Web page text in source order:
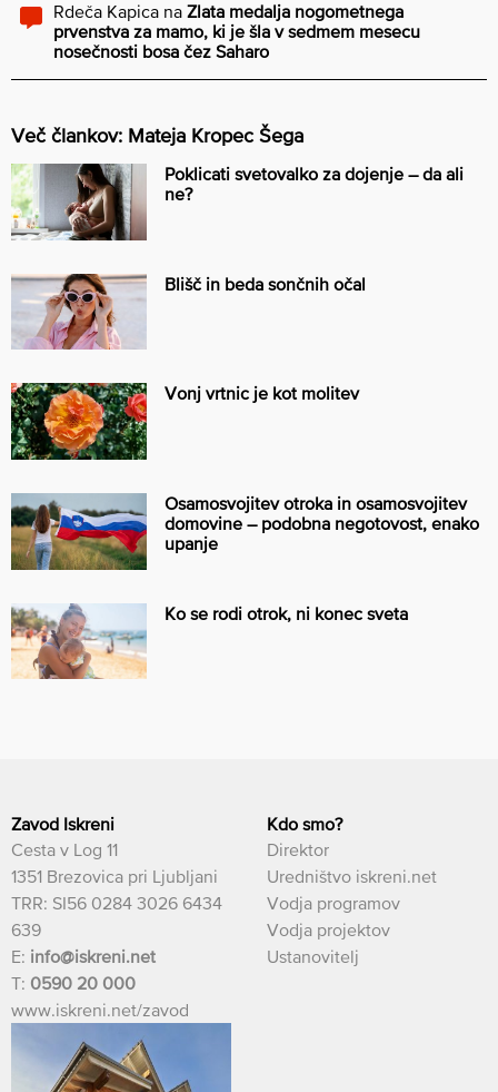
Rdeča Kapica na Zlata medalja nogometnega
prvenstva za mamo, ki je šla v sedmem mesecu
nosečnosti bosa čez Saharo
Več člankov: Mateja Kropec Šega
Poklicati svetovalko za dojenje – da ali
ne?
Blišč in beda sončnih očal
Vonj vrtnic je kot molitev
Osamosvojitev otroka in osamosvojitev
domovine – podobna negotovost, enako
upanje
Ko se rodi otrok, ni konec sveta
Zavod Iskreni
Cesta v Log 11
1351 Brezovica pri Ljubljani
TRR: SI56 0284 3026 6434
639
E: info@iskreni.net
T: 0590 20 000
www.iskreni.net/zavod
Kdo smo?
Direktor
Uredništvo iskreni.net
Vodja programov
Vodja projektov
Ustanovitelj